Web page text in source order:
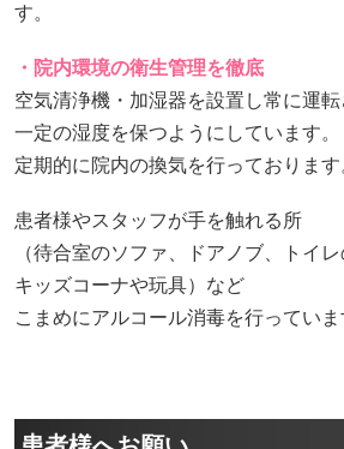
す。
・院内環境の衛生管理を徹底
空気清浄機・加湿器を設置し常に運転
一定の湿度を保つようにしています。
定期的に院内の換気を行っております
患者様やスタッフが手を触れる所
（待合室のソファ、ドアノブ、トイ
キッズコーナや玩具）など
こまめにアルコール消毒を行っていま